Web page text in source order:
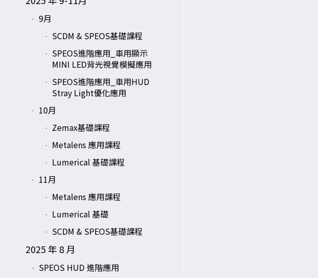
9月
SCDM & SPEOS基礎課程
SPEOS進階應用_車用顯示
MINI LED背光視覺模擬應用
SPEOS進階應用_車用HUD
Stray Light優化應用
10月
Zemax基礎課程
Metalens 應用課程
Lumerical 基礎課程
11月
Metalens 應用課程
Lumerical 基礎
SCDM & SPEOS基礎課程
2025 年 8 月
SPEOS HUD 進階應用